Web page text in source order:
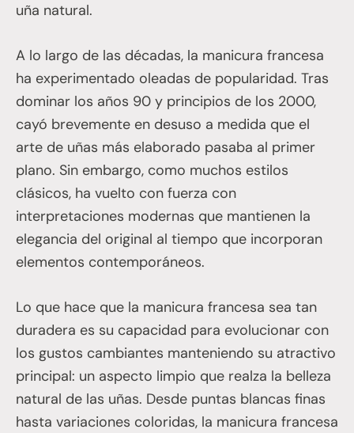
uña natural.
A lo largo de las décadas, la manicura francesa
ha experimentado oleadas de popularidad. Tras
dominar los años 90 y principios de los 2000,
cayó brevemente en desuso a medida que el
arte de uñas más elaborado pasaba al primer
plano. Sin embargo, como muchos estilos
clásicos, ha vuelto con fuerza con
interpretaciones modernas que mantienen la
elegancia del original al tiempo que incorporan
elementos contemporáneos.
Lo que hace que la manicura francesa sea tan
duradera es su capacidad para evolucionar con
los gustos cambiantes manteniendo su atractivo
principal: un aspecto limpio que realza la belleza
natural de las uñas. Desde puntas blancas finas
hasta variaciones coloridas, la manicura francesa